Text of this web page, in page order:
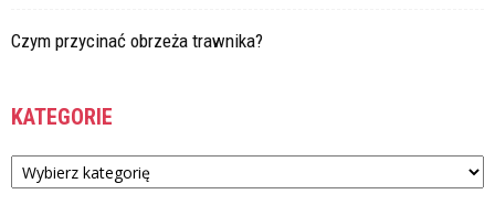
Czym przycinać obrzeża trawnika?
KATEGORIE
Kategorie